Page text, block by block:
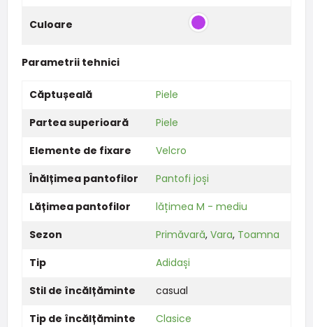
Culoare
Parametrii tehnici
Căptușeală
Piele
Partea superioară
Piele
Elemente de fixare
Velcro
Înălțimea pantofilor
Pantofi joși
Lățimea pantofilor
lățimea M - mediu
Sezon
Primăvară, Vara, Toamna
Tip
Adidași
Stil de încălțăminte
casual
Tip de încălțăminte
Clasice